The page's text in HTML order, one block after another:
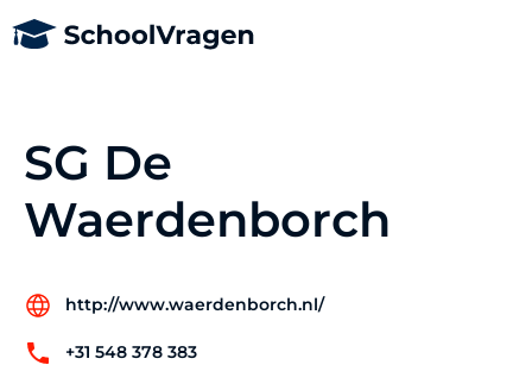
SG De
Waerdenborch
http://www.waerdenborch.nl/
+31 548 378 383